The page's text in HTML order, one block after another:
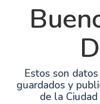
Estos son
guardados y
de la